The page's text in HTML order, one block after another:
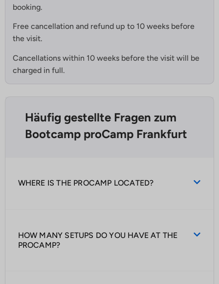
booking.
Free cancellation and refund up to 10 weeks before
the visit.
Cancellations within 10 weeks before the visit will be
charged in full.
Häufig gestellte Fragen zum
Bootcamp proCamp Frankfurt
WHERE IS THE PROCAMP LOCATED?
HOW MANY SETUPS DO YOU HAVE AT THE
PROCAMP?